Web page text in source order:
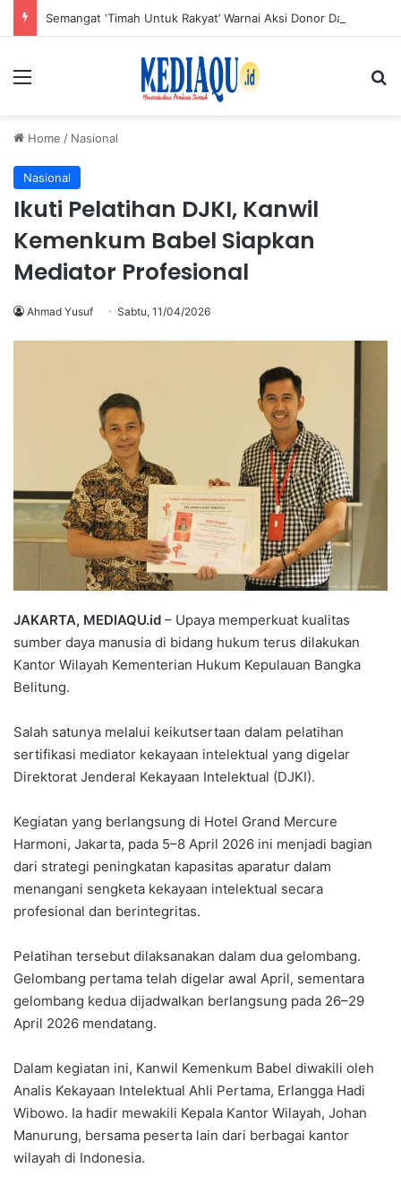
Menu
Home / Nasional
Nasional
Ikuti Pelatihan DJKI, Kanwil
Kemenkum Babel Siapkan
Mediator Profesional
Ahmad Yusuf Sabtu, 11/04/2026
JAKARTA, MEDIAQU.id – Upaya memperkuat kualitas
sumber daya manusia di bidang hukum terus dilakukan
Kantor Wilayah Kementerian Hukum Kepulauan Bangka
Belitung.
Salah satunya melalui keikutsertaan dalam pelatihan
sertifikasi mediator kekayaan intelektual yang digelar
Direktorat Jenderal Kekayaan Intelektual (DJKI).
Kegiatan yang berlangsung di Hotel Grand Mercure
Harmoni, Jakarta, pada 5–8 April 2026 ini menjadi bagian
dari strategi peningkatan kapasitas aparatur dalam
menangani sengketa kekayaan intelektual secara
profesional dan berintegritas.
Pelatihan tersebut dilaksanakan dalam dua gelombang.
Gelombang pertama telah digelar awal April, sementara
gelombang kedua dijadwalkan berlangsung pada 26–29
April 2026 mendatang.
Dalam kegiatan ini, Kanwil Kemenkum Babel diwakili oleh
Analis Kekayaan Intelektual Ahli Pertama, Erlangga Hadi
Wibowo. Ia hadir mewakili Kepala Kantor Wilayah, Johan
Manurung, bersama peserta lain dari berbagai kantor
wilayah di Indonesia.